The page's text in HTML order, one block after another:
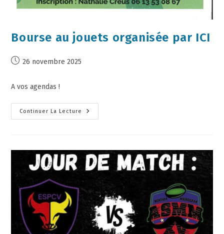
Bourse au jouets organisée par ICI
26 novembre 2025
A vos agendas !
Continuer La Lecture